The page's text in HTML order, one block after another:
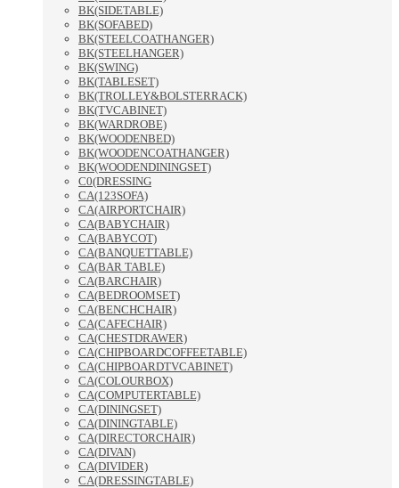
BK(SIDETABLE)
BK(SOFABED)
BK(STEELCOATHANGER)
BK(STEELHANGER)
BK(SWING)
BK(TABLESET)
BK(TROLLEY&BOLSTERRACK)
BK(TVCABINET)
BK(WARDROBE)
BK(WOODENBED)
BK(WOODENCOATHANGER)
BK(WOODENDININGSET)
C0(DRESSING
CA(123SOFA)
CA(AIRPORTCHAIR)
CA(BABYCHAIR)
CA(BABYCOT)
CA(BANQUETTABLE)
CA(BAR TABLE)
CA(BARCHAIR)
CA(BEDROOMSET)
CA(BENCHCHAIR)
CA(CAFECHAIR)
CA(CHESTDRAWER)
CA(CHIPBOARDCOFFEETABLE)
CA(CHIPBOARDTVCABINET)
CA(COLOURBOX)
CA(COMPUTERTABLE)
CA(DININGSET)
CA(DININGTABLE)
CA(DIRECTORCHAIR)
CA(DIVAN)
CA(DIVIDER)
CA(DRESSINGTABLE)